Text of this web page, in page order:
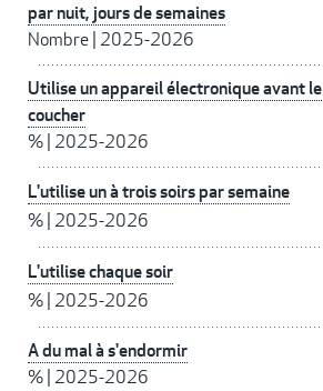
par nuit, jours de semaines
Nombre 2025-2026
Utilise un appareil électronique avant le
coucher
% 2025-2026
L'utilise un à trois soirs par semaine
% 2025-2026
L'utilise chaque soir
% 2025-2026
A du mal à s'endormir
% 2025-2026